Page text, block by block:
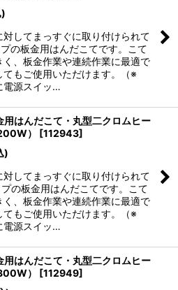
対してまっすぐに取り付けられて
の板金用はんだこてです。こて
く、板金作業や連続作業に最適で
てもご使用いただけます。（※
電源スイッ…
はんだこて・丸型二クロムヒー
）
[112943]
)
対してまっすぐに取り付けられて
の板金用はんだこてです。こて
く、板金作業や連続作業に最適で
てもご使用いただけます。（※
電源スイッ…
はんだこて・丸型二クロムヒー
）
[112949]